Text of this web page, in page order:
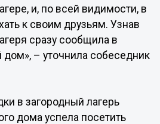
и, по всей видимости, в
к своим друзьям. Узнав
сразу сообщила в
– уточнила собеседник
в загородный лагерь
дома успела посетить